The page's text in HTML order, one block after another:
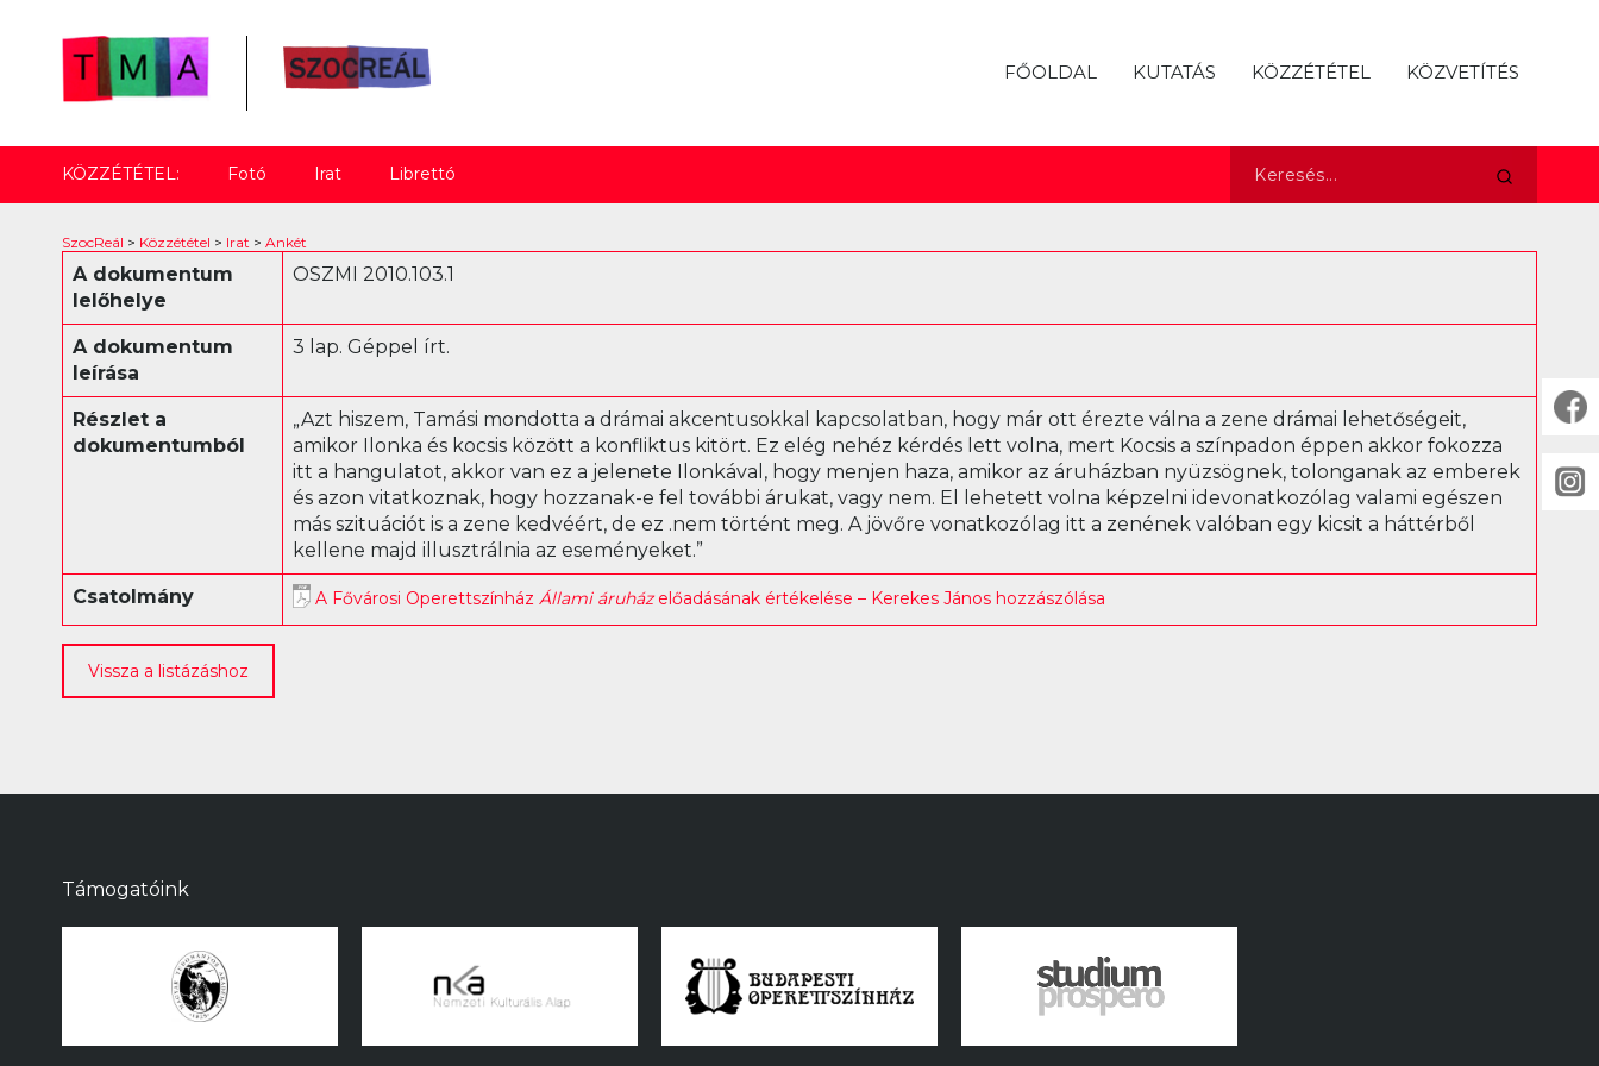
FŐOLDAL KUTATÁS KÖZZÉTÉTEL KÖZVETÍTÉS
KÖZZÉTÉTEL: Fotó Irat Librettó
SzocReál > Közzététel > Irat > Ankét
A dokumentum
lelőhelye
OSZMI 2010.103.1
A dokumentum
leírása
3 lap. Géppel írt.
Részlet a
dokumentumból
„Azt hiszem, Tamási mondotta a drámai akcentusokkal kapcsolatban, hogy már ott érezte válna a zene drámai lehetőségeit,
amikor Ilonka és kocsis között a konfliktus kitört. Ez elég nehéz kérdés lett volna, mert Kocsis a színpadon éppen akkor fokozza
itt a hangulatot, akkor van ez a jelenete Ilonkával, hogy menjen haza, amikor az áruházban nyüzsögnek, tolonganak az emberek
és azon vitatkoznak, hogy hozzanak-e fel további árukat, vagy nem. El lehetett volna képzelni idevonatkozólag valami egészen
más szituációt is a zene kedvéért, de ez .nem történt meg. A jövőre vonatkozólag itt a zenének valóban egy kicsit a háttérből
kellene majd illusztrálnia az eseményeket.”
Csatolmány A Fővárosi Operettszínház Állami áruházelőadásának értékelése – Kerekes János hozzászólása
Vissza a listázáshoz
Támogatóink